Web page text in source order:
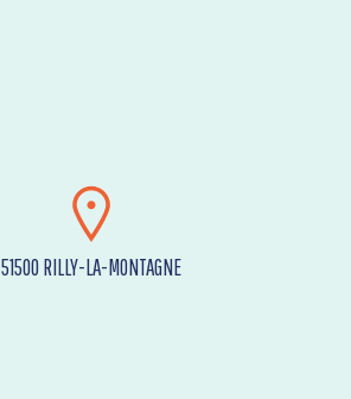
51500 RILLY-LA-MONTAGNE